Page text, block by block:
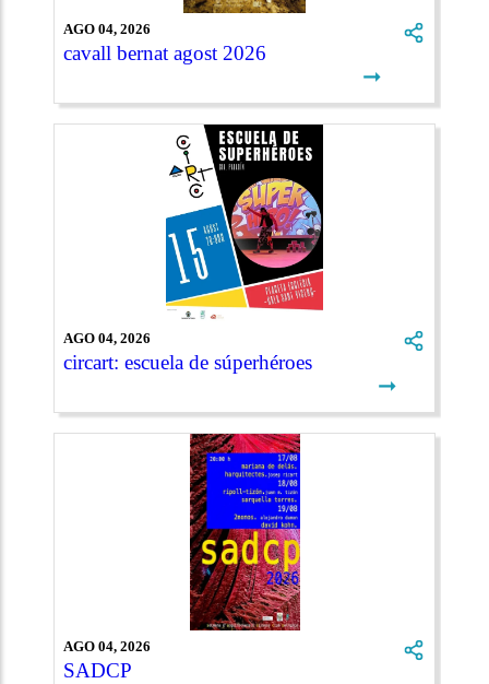
AGO 04, 2026
cavall bernat agost 2026
➞
AGO 04, 2026
circart: escuela de súperhéroes
➞
AGO 04, 2026
SADCP